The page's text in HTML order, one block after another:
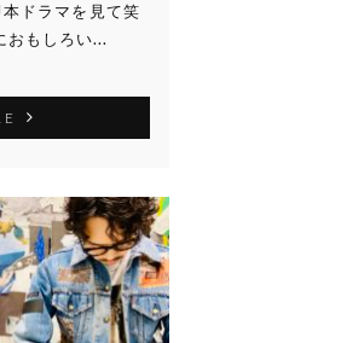
ドラマを見て笑
おもしろい...